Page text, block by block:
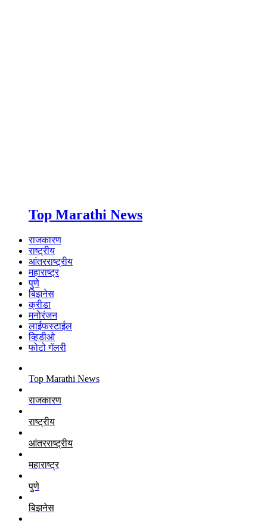
Top Marathi News
राजकारण
राष्ट्रीय
आंतरराष्ट्रीय
महाराष्ट्र
पुणे
बिझनेस
क्रीडा
मनोरंजन
लाईफस्टाईल
व्हिडीओ
फोटो गॅलरी
Top Marathi News
राजकारण
राष्ट्रीय
आंतरराष्ट्रीय
महाराष्ट्र
पुणे
बिझनेस